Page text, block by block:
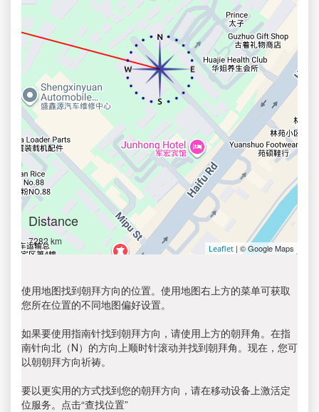
Distance
7282 km
Leaflet | © Google Maps
使用地图找到朝拜方向的位置。使用地图右上方的菜单可获取
您所在位置的不同地图偏好设置。
如果要使用指南针找到朝拜方向，请使用上方的朝拜角。在指
南针向北（N）的方向上顺时针滚动并找到朝拜角。现在，您可
以朝朝拜方向祈祷。
要以更实用的方式找到您的朝拜方向，请在移动设备上激活定
位服务。点击“查找位置”